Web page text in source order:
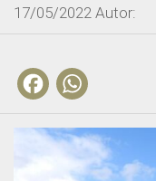
17/05/2022 Autor:
Facebook